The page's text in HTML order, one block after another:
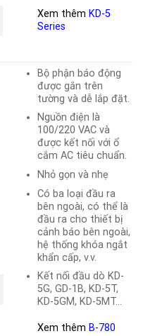
Xem thêm KD-5
Series
Bộ phận báo động
được gắn trên
tường và dễ lắp đặt.
Nguồn điện là
100/220 VAC và
được kết nối với ổ
cắm AC tiêu chuẩn.
Nhỏ gọn và nhẹ
Có ba loại đầu ra
bên ngoài, có thể là
đầu ra cho thiết bị
cảnh báo bên ngoài,
hệ thống khóa ngắt
khẩn cấp, v.v.
Kết nối đầu dò KD-
5G, GD-1B, KD-5T,
KD-5GM, KD-5MT…
Xem thêm B-780